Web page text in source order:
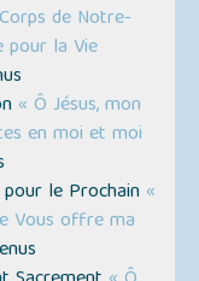
de Notre-
pour la Vie
« Ô Jésus, mon
en moi et moi
le Prochain «
Vous offre ma